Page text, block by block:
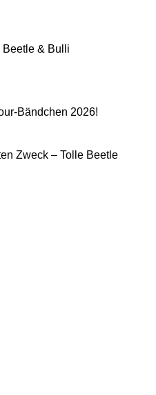
Beetle & Bulli
Bändchen 2026!
Zweck – Tolle Beetle